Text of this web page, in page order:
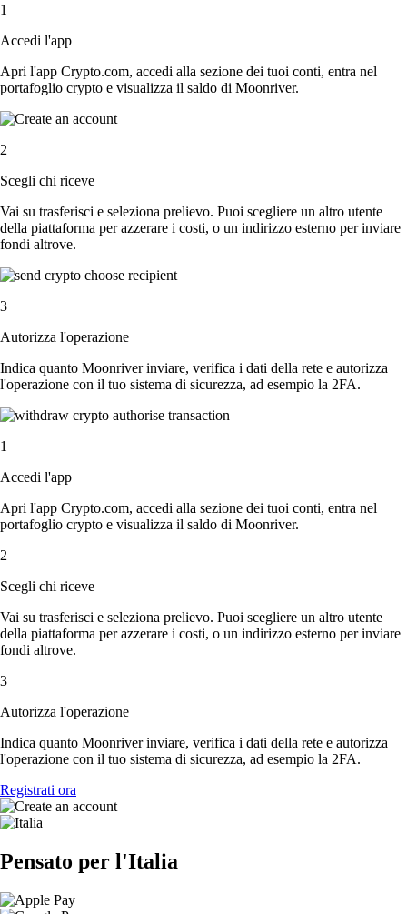
1
Accedi l'app
Apri l'app Crypto.com, accedi alla sezione dei tuoi conti, entra nel
portafoglio crypto e visualizza il saldo di Moonriver.
2
Scegli chi riceve
Vai su trasferisci e seleziona prelievo. Puoi scegliere un altro utente
della piattaforma per azzerare i costi, o un indirizzo esterno per inviare
fondi altrove.
3
Autorizza l'operazione
Indica quanto Moonriver inviare, verifica i dati della rete e autorizza
l'operazione con il tuo sistema di sicurezza, ad esempio la 2FA.
1
Accedi l'app
Apri l'app Crypto.com, accedi alla sezione dei tuoi conti, entra nel
portafoglio crypto e visualizza il saldo di Moonriver.
2
Scegli chi riceve
Vai su trasferisci e seleziona prelievo. Puoi scegliere un altro utente
della piattaforma per azzerare i costi, o un indirizzo esterno per inviare
fondi altrove.
3
Autorizza l'operazione
Indica quanto Moonriver inviare, verifica i dati della rete e autorizza
l'operazione con il tuo sistema di sicurezza, ad esempio la 2FA.
Registrati ora
Pensato per l'Italia